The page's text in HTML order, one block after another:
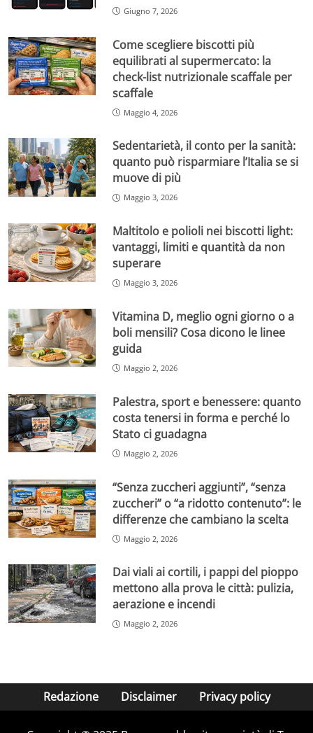
Giugno 7, 2026
Come scegliere biscotti più
equilibrati al supermercato: la
check-list nutrizionale scaffale per
scaffale
Maggio 4, 2026
Sedentarietà, il conto per la sanità:
quanto può risparmiare l’Italia se si
muove di più
Maggio 3, 2026
Maltitolo e polioli nei biscotti light:
vantaggi, limiti e quantità da non
superare
Maggio 3, 2026
Vitamina D, meglio ogni giorno o a
boli mensili? Cosa dicono le linee
guida
Maggio 2, 2026
Palestra, sport e benessere: quanto
costa tenersi in forma e perché lo
Stato ci guadagna
Maggio 2, 2026
“Senza zuccheri aggiunti”, “senza
zuccheri” o “a ridotto contenuto”: le
differenze che cambiano la scelta
Maggio 2, 2026
Dai viali ai cortili, i pappi del pioppo
mettono alla prova le città: pulizia,
aerazione e incendi
Maggio 2, 2026
Redazione Disclaimer Privacy policy